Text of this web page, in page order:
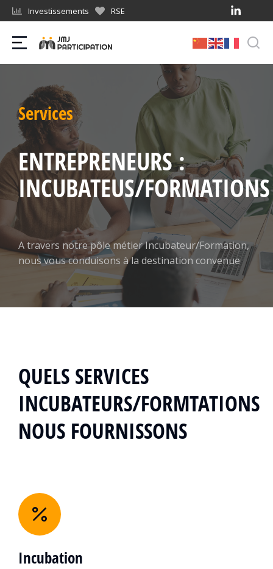
Investissements RSE
Services
ENTREPRENEURS :
INCUBATEUS/FORMATIONS
A travers notre pôle métier Incubateur/Formation,
nous vous conduisons à la destination convenue
QUELS SERVICES
INCUBATEURS/FORMTATIONS
NOUS FOURNISSONS
Incubation